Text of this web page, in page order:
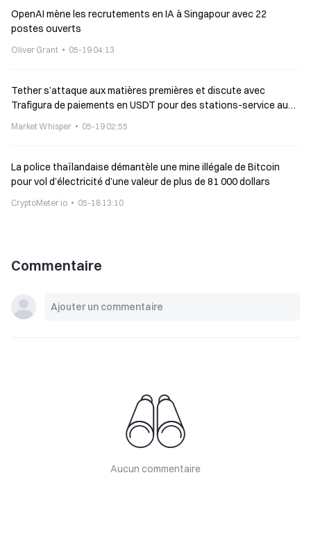
OpenAI mène les recrutements en IA à Singapour avec 22
postes ouverts
Oliver Grant 05-19 04:13
Tether s’attaque aux matières premières et discute avec
Trafigura de paiements en USDT pour des stations-service au
Market Whisper 05-19 02:55
La police thaïlandaise démantèle une mine illégale de Bitcoin
pour vol d’électricité d’une valeur de plus de 81 000 dollars
CryptoMeter io 05-18 13:10
Commentaire
Aucun commentaire